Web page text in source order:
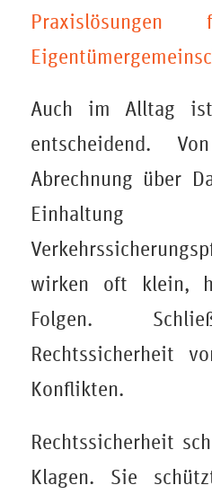
Auch im Alltag ist
entscheidend.
Abrechnung über
wirken oft klein,
Folgen.
Rechtssicherheit
Konflikten.
Rechtssicherheit
Klagen. Sie